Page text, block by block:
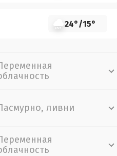
24°/15°
ливни